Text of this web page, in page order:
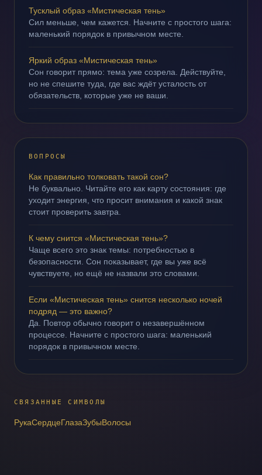
Тусклый образ «Мистическая тень»
Сил меньше, чем кажется. Начните с простого шага:
маленький порядок в привычном месте.
Яркий образ «Мистическая тень»
Сон говорит прямо: тема уже созрела. Действуйте,
но не спешите туда, где вас ждёт усталость от
обязательств, которые уже не ваши.
ВОПРОСЫ
Как правильно толковать такой сон?
Не буквально. Читайте его как карту состояния: где
уходит энергия, что просит внимания и какой знак
стоит проверить завтра.
К чему снится «Мистическая тень»?
Чаще всего это знак темы: потребностью в
безопасности. Сон показывает, где вы уже всё
чувствуете, но ещё не назвали это словами.
Если «Мистическая тень» снится несколько ночей
подряд — это важно?
Да. Повтор обычно говорит о незавершённом
процессе. Начните с простого шага: маленький
порядок в привычном месте.
СВЯЗАННЫЕ СИМВОЛЫ
РукаСердцеГлазаЗубыВолосы